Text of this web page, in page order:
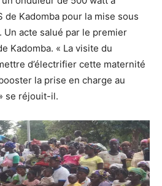
de Kadomba pour la mise sous
acte salué par le premier
Kadomba. « La visite du
d’électrifier cette maternité
la prise en charge au
se réjouit-il.